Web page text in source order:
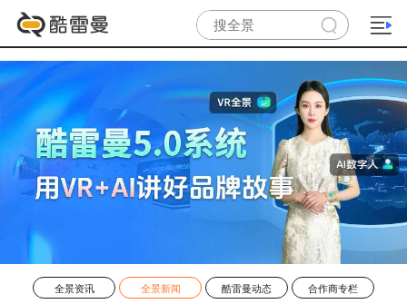
全景资讯 全景新闻 酷雷曼动态 合作商专栏